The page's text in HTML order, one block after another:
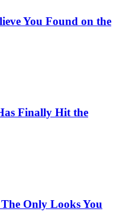
You Found on the
Finally Hit the
Only Looks You